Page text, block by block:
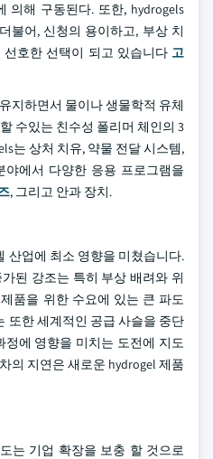
의해 구동된다. 또한, hydrogels
불어, 신청의 용이하고, 부상 치
호한 선택이 되고 있습니다 고
지하면서 물이나 생물학적 유체
수있는 친수성 폴리머 체인의 3
는 상처 치유, 약물 전달 시스템,
야에서 다양한 응용 프로그램을
, 그리고 안과 장치.
산업에 최소 영향을 미쳤습니다.
된 강조는 특히 부상 배려와 위
품을 위한 수요에 있는 큰 파도
또한 세계적인 공급 사슬을 중단
에 영향을 미치는 도전에 지도
의 지연은 새로운 hydrogel 제품
는 기업 확장을 보충 할 것으로